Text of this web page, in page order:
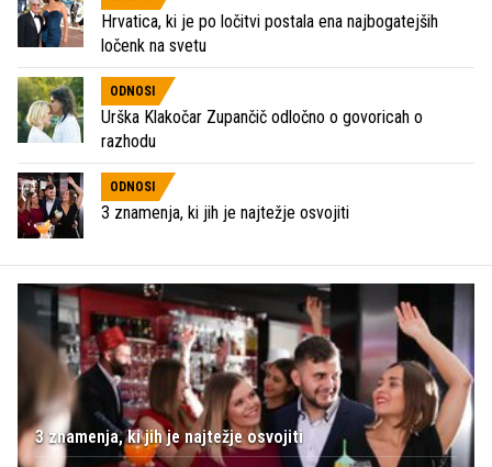
Hrvatica, ki je po ločitvi postala ena najbogatejših
ločenk na svetu
ODNOSI
Urška Klakočar Zupančič odločno o govoricah o
razhodu
ODNOSI
3 znamenja, ki jih je najtežje osvojiti
3 znamenja, ki jih je najtežje osvojiti